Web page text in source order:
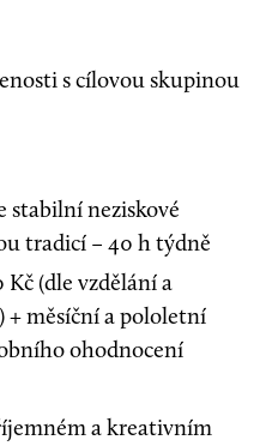
s cílovou skupinou
stabilní neziskové
tradicí – 40 h týdně
Kč (dle vzdělání a
+ měsíční a pololetní
ohodnocení
a kreativním